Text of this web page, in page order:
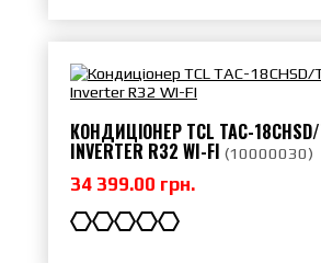
КОНДИЦІОНЕР TCL TAC-
INVERTER R32 WI-FI (10000030)
34 399.00 грн.